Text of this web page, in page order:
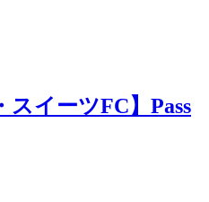
スイーツFC】Pass